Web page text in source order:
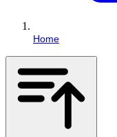
Home